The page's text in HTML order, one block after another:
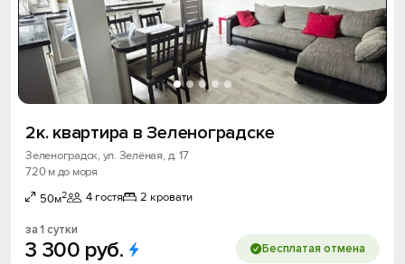
2к. квартира в Зеленоградске
Зеленоградск, ул. Зелёная, д. 17
720 м до моря
50м2 4 гостя 2 кровати
за 1 сутки
3 300 руб. Бесплатая отмена